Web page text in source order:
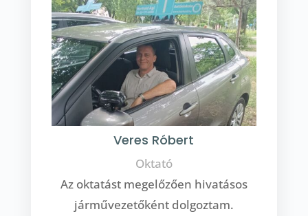
Veres Róbert
Oktató
Az oktatást megelőzően hivatásos
járművezetőként dolgoztam.